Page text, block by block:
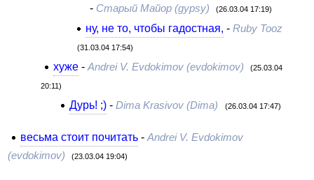
- Старый Майор (gypsy) (26.03.04 17:19)
ну, не то, чтобы гадостная, -Ruby Tooz
(31.03.04 17:54)
хуже- Andrei V. Evdokimov (evdokimov) (25.03.04
20:11)
Дурь! ;)- Dima Krasivov (Dima) (26.03.04 17:47)
весьма стоит почитать- Andrei V. Evdokimov
(evdokimov)
(23.03.04 19:04)